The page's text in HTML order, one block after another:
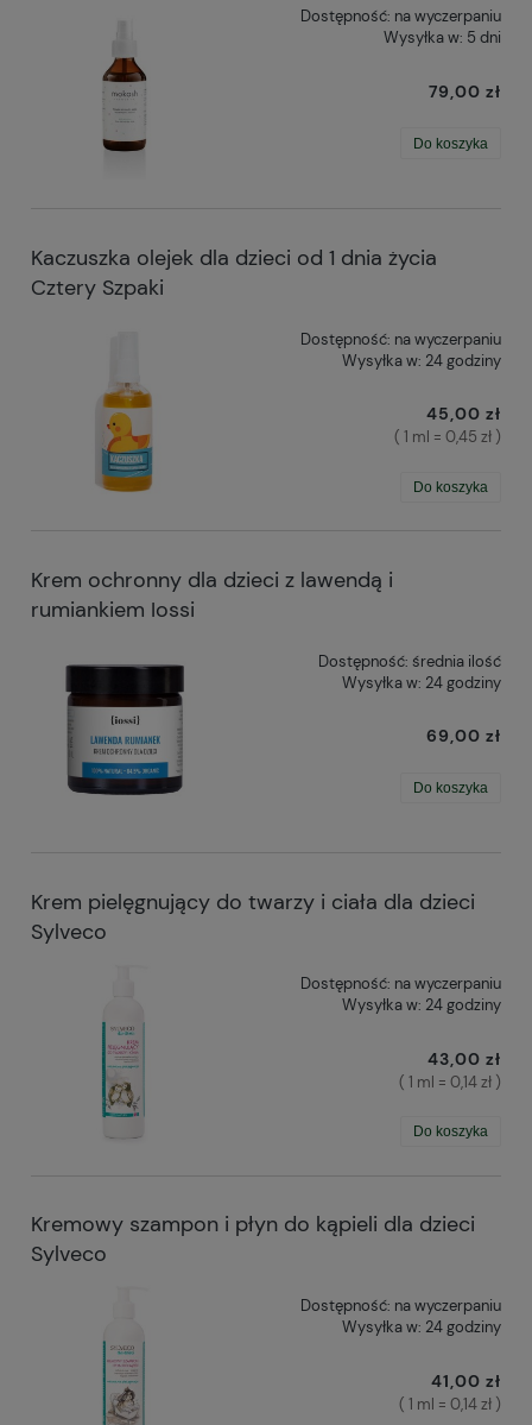
Dostępność: na wyczerpaniu
Wysyłka w: 5 dni
79,00 zł
Do koszyka
Kaczuszka olejek dla dzieci od 1 dnia życia
Cztery Szpaki
Dostępność: na wyczerpaniu
Wysyłka w: 24 godziny
45,00 zł
( 1 ml = 0,45 zł )
Do koszyka
Krem ochronny dla dzieci z lawendą i
rumiankiem Iossi
Dostępność: średnia ilość
Wysyłka w: 24 godziny
69,00 zł
Do koszyka
Krem pielęgnujący do twarzy i ciała dla dzieci
Sylveco
Dostępność: na wyczerpaniu
Wysyłka w: 24 godziny
43,00 zł
( 1 ml = 0,14 zł )
Do koszyka
Kremowy szampon i płyn do kąpieli dla dzieci
Sylveco
Dostępność: na wyczerpaniu
Wysyłka w: 24 godziny
41,00 zł
( 1 ml = 0,14 zł )